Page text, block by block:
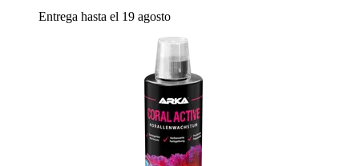
Entrega hasta el 19 agosto